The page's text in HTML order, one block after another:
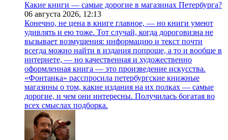
Какие книги — самые дорогие в магазинах Петербурга?
06 августа 2026, 12:13
Конечно, не цена в книге главное, — но книги умеют
удивлять и ею тоже. Тот случай, когда дороговизна не
вызывает возмущения: информацию и текст почти
всегда можно найти в издания попроще, а то и вообще в
интернете, — но качественная и художественно
оформленная книга — это произведение искусства.
«Фонтанка» расспросила петербургские книжные
магазины о том, какие издания на их полках — самые
дорогие, и чем они интересны. Получилась богатая во
всех смыслах подборка.